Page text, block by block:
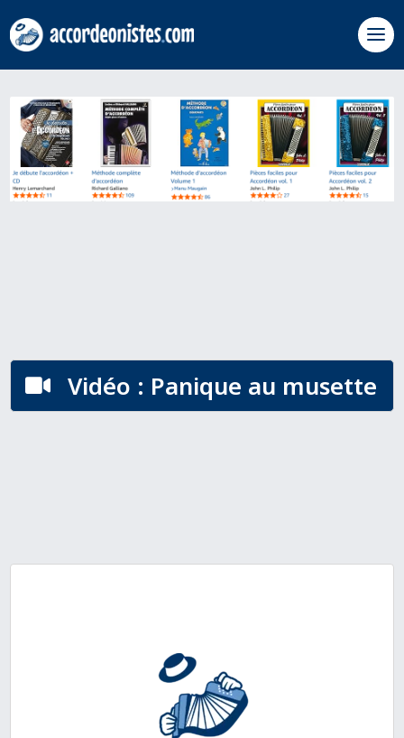
 Vidéo : Panique au musette